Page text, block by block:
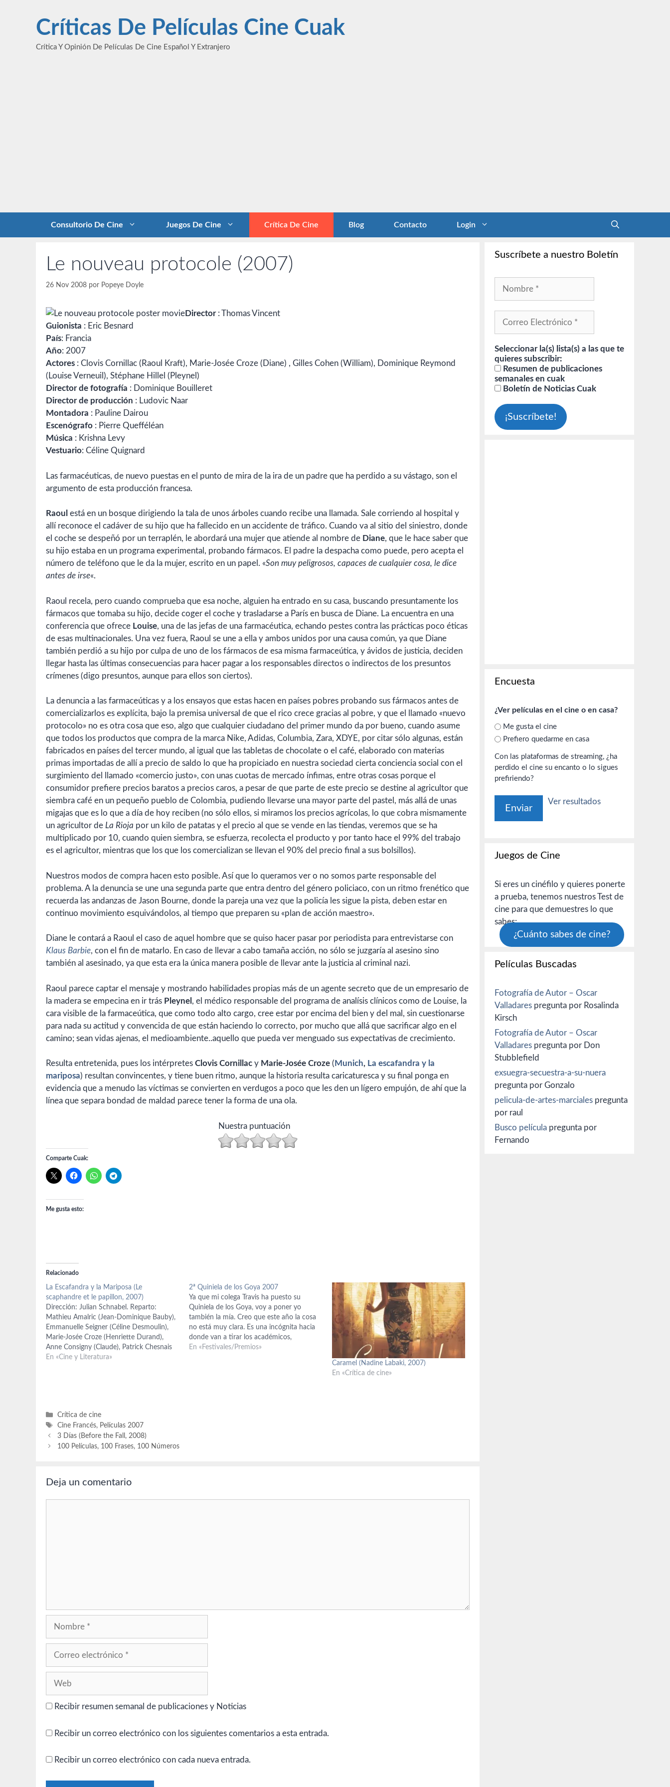
contenidoCríticas De Películas Cine Cuak
Crítica Y Opinión De Películas De Cine Español Y Extranjero
Consultorio De Cine Juegos De Cine Crítica De Cine Blog Contacto Login
Le nouveau protocole (2007)
26 Nov 2008 por Popeye Doyle
Director : Thomas Vincent
Guionista : Eric Besnard
País: Francia
Año: 2007
Actores : Clovis Cornillac (Raoul Kraft), Marie-Josée Croze (Diane) , Gilles Cohen (William), Dominique Reymond
(Louise Verneuil), Stéphane Hillel (Pleynel)
Director de fotografía : Dominique Bouilleret
Director de producción : Ludovic Naar
Montadora : Pauline Dairou
Escenógrafo : Pierre Quefféléan
Música : Krishna Levy
Vestuario: Céline Quignard
Las farmacéuticas, de nuevo puestas en el punto de mira de la ira de un padre que ha perdido a su vástago, son el
argumento de esta producción francesa.
Raoul está en un bosque dirigiendo la tala de unos árboles cuando recibe una llamada. Sale corriendo al hospital y
allí reconoce el cadáver de su hijo que ha fallecido en un accidente de tráfico. Cuando va al sitio del siniestro, donde
el coche se despeñó por un terraplén, le abordará una mujer que atiende al nombre de Diane, que le hace saber que
su hijo estaba en un programa experimental, probando fármacos. El padre la despacha como puede, pero acepta el
número de teléfono que le da la mujer, escrito en un papel. «Son muy peligrosos, capaces de cualquier cosa, le dice
antes de irse«.
Raoul recela, pero cuando comprueba que esa noche, alguien ha entrado en su casa, buscando presuntamente los
fármacos que tomaba su hijo, decide coger el coche y trasladarse a París en busca de Diane. La encuentra en una
conferencia que ofrece Louise, una de las jefas de una farmacéutica, echando pestes contra las prácticas poco éticas
de esas multinacionales. Una vez fuera, Raoul se une a ella y ambos unidos por una causa común, ya que Diane
también perdió a su hijo por culpa de uno de los fármacos de esa misma farmaceútica, y ávidos de justicia, deciden
llegar hasta las últimas consecuencias para hacer pagar a los responsables directos o indirectos de los presuntos
crímenes (digo presuntos, aunque para ellos son ciertos).
La denuncia a las farmaceúticas y a los ensayos que estas hacen en países pobres probando sus fármacos antes de
comercializarlos es explícita, bajo la premisa universal de que el rico crece gracias al pobre, y que el llamado «nuevo
protocolo» no es otra cosa que eso, algo que cualquier ciudadano del primer mundo da por bueno, cuando asume
que todos los productos que compra de la marca Nike, Adidas, Columbia, Zara, XDYE, por citar sólo algunas, están
fabricados en países del tercer mundo, al igual que las tabletas de chocolate o el café, elaborado con materias
primas importadas de allí a precio de saldo lo que ha propiciado en nuestra sociedad cierta conciencia social con el
surgimiento del llamado «comercio justo», con unas cuotas de mercado ínfimas, entre otras cosas porque el
consumidor prefiere precios baratos a precios caros, a pesar de que parte de este precio se destine al agricultor que
siembra café en un pequeño pueblo de Colombia, pudiendo llevarse una mayor parte del pastel, más allá de unas
migajas que es lo que a día de hoy reciben (no sólo ellos, si miramos los precios agrícolas, lo que cobra mismamente
un agricultor de La Rioja por un kilo de patatas y el precio al que se vende en las tiendas, veremos que se ha
multiplicado por 10, cuando quien siembra, se esfuerza, recolecta el producto y por tanto hace el 99% del trabajo
es el agricultor, mientras que los que los comercializan se llevan el 90% del precio final a sus bolsillos).
Nuestros modos de compra hacen esto posible. Así que lo queramos ver o no somos parte responsable del
problema. A la denuncia se une una segunda parte que entra dentro del género policiaco, con un ritmo frenético que
recuerda las andanzas de Jason Bourne, donde la pareja una vez que la policía les sigue la pista, deben estar en
continuo movimiento esquivándolos, al tiempo que preparen su «plan de acción maestro».
Diane le contará a Raoul el caso de aquel hombre que se quiso hacer pasar por periodista para entrevistarse con
Klaus Barbie, con el fin de matarlo. En caso de llevar a cabo tamaña acción, no sólo se juzgaría al asesino sino
también al asesinado, ya que esta era la única manera posible de llevar ante la justicia al criminal nazi.
Raoul parece captar el mensaje y mostrando habilidades propias más de un agente secreto que de un empresario de
la madera se empecina en ir trás Pleynel , el médico responsable del programa de analísis clínicos como de Louise, la
cara visible de la farmaceútica, que como todo alto cargo, cree estar por encima del bien y del mal, sin cuestionarse
para nada su actitud y convencida de que están haciendo lo correcto, por mucho que allá que sacrificar algo en el
camino; sean vidas ajenas, el medioambiente..aquello que pueda ver menguado sus expectativas de crecimiento.
Resulta entretenida, pues los intérpretes Clovis Cornillac y Marie-Josée Croze ( Munich, La escafandra y la
mariposa) resultan convincentes, y tiene buen ritmo, aunque la historia resulta caricaturesca y su final ponga en
evidencia que a menudo las víctimas se convierten en verdugos a poco que les den un lígero empujón, de ahí que la
línea que separa bondad de maldad parece tener la forma de una ola.
Nuestra puntuación
Comparte Cuak:
Me gusta esto:
Relacionado
La Escafandra y la Mariposa (Le
scaphandre et le papillon, 2007)
Dirección: Julian Schnabel. Reparto:
Mathieu Amalric (Jean-Dominique Bauby),
Emmanuelle Seigner (Céline Desmoulin),
Marie-Josée Croze (Henriette Durand),
Anne Consigny (Claude), Patrick Chesnais
(doctor Lepage), Niels Arestrup (Roussin),
En «Cine y Literatura»
2ª Quiniela de los Goya 2007
Ya que mi colega Travis ha puesto su
Quiniela de los Goya, voy a poner yo
también la mía. Creo que este año la cosa
no está muy clara. Es una incógnita hacia
donde van a tirar los académicos,
¿volverán a apoyar a Almodóvar, para
En «Festivales/Premios»
Caramel (Nadine Labaki, 2007)
En «Crítica de cine»
Categorías
Crítica de cine
Etiquetas
Cine Francés, Películas 2007
3 Días (Before the Fall, 2008)
100 Películas, 100 Frases, 100 Números
Deja un comentario
Recibir resumen semanal de publicaciones y Noticias
Recibir un correo electrónico con los siguientes comentarios a esta entrada.
Recibir un correo electrónico con cada nueva entrada.
Suscríbete a nuestro Boletín
Seleccionar la(s) lista(s) a las que te
quieres subscribir:
Resumen de publicaciones
semanales en cuak
Boletín de Noticias Cuak
Encuesta
¿Ver películas en el cine o en casa?
Me gusta el cine
Prefiero quedarme en casa
Con las plataformas de streaming, ¿ha
perdido el cine su encanto o lo sigues
prefiriendo?
Ver resultados
Juegos de Cine
Si eres un cinéfilo y quieres ponerte
a prueba, tenemos nuestros Test de
cine para que demuestres lo que
sabes:
¿Cuánto sabes de cine?
Películas Buscadas
Fotografía de Autor – Oscar
Valladares pregunta por Rosalinda
Kirsch
Fotografía de Autor – Oscar
Valladares pregunta por Don
Stubblefield
exsuegra-secuestra-a-su-nuera
pregunta por Gonzalo
pelicula-de-artes-marciales pregunta
por raul
Busco película pregunta por
Fernando